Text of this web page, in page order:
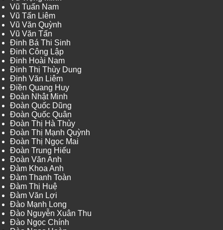
Vũ Tuấn Nam
Vũ Tấn Liêm
Vũ Văn Quỳnh
Vũ Văn Tấn
Đinh Bá Thi Sinh
Đinh Công Lập
Đinh Hoài Nam
Đinh Thị Thùy Dung
Đinh Văn Liêm
Điền Quang Huy
Đoàn Nhật Minh
Đoàn Quốc Dũng
Đoàn Quốc Quân
Đoàn Thị Hà Thủy
Đoàn Thị Mạnh Quỳnh
Đoàn Thị Ngọc Mai
Đoàn Trung Hiếu
Đoàn Văn Anh
Đàm Khoa Anh
Đàm Thanh Toàn
Đàm Thị Huệ
Đàm Văn Lợi
Đào Mạnh Long
Đào Nguyễn Xuân Thu
Đào Ngọc Chính